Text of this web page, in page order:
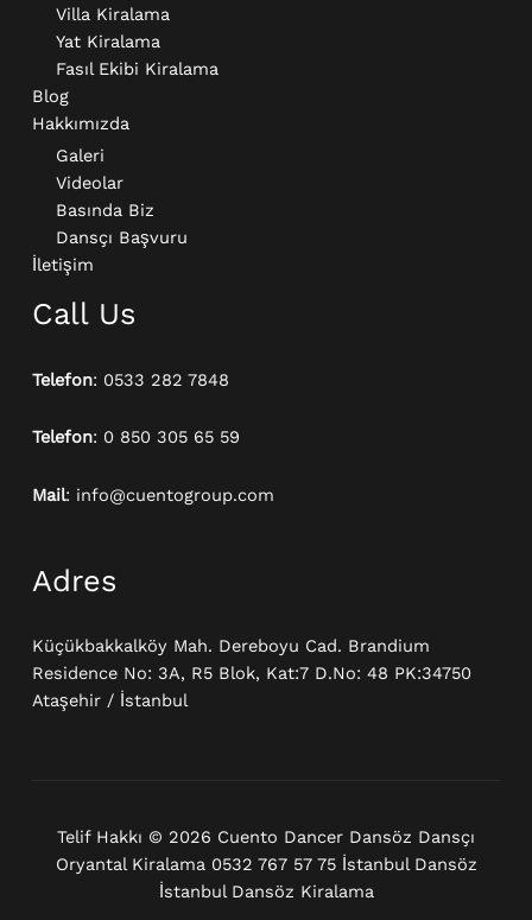
Villa Kiralama
Yat Kiralama
Fasıl Ekibi Kiralama
Blog
Hakkımızda
Galeri
Videolar
Basında Biz
Dansçı Başvuru
İletişim
Call Us
Telefon: 0533 282 7848
Telefon: 0 850 305 65 59
Mail: info@cuentogroup.com
Adres
Küçükbakkalköy Mah. Dereboyu Cad. Brandium
Residence No: 3A, R5 Blok, Kat:7 D.No: 48 PK:34750
Ataşehir / İstanbul
Telif Hakkı © 2026 Cuento Dancer Dansöz Dansçı
Oryantal Kiralama 0532 767 57 75 İstanbul Dansöz
İstanbul Dansöz Kiralama